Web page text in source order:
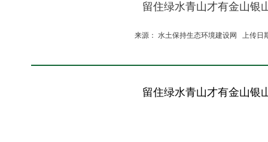
留住绿水青山才有金山
来源： 水土保持生态环境建设网 上传日
留住绿水青山才有金山